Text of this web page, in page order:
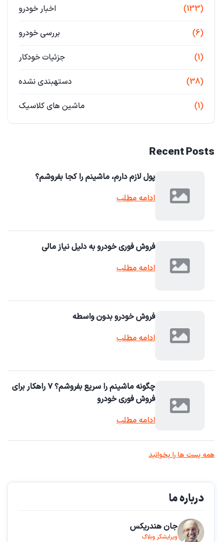
اخبار خودرو (133)
بررسی خودرو (6)
جزئیات خودکار (1)
دستهبندی نشده (38)
ماشین های کلاسیک (1)
Recent Posts
پول لازم دارم، ماشینم را کجا بفروشم؟
ادامه مطلب
فروش فوری خودرو به دلیل نیاز مالی
ادامه مطلب
فروش خودرو بدون واسطه
ادامه مطلب
چگونه ماشینم را سریع بفروشم؟ ۷ راهکار برای
فروش فوری خودرو
ادامه مطلب
همه پست ها را بخوانید
درباره ما
جان هندریکس
ویرایشگر وبلاگ